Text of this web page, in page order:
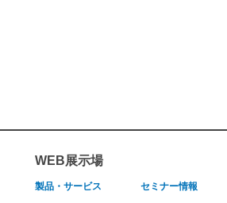
WEB展示場
製品・サービス セミナー情報